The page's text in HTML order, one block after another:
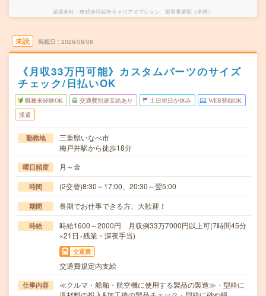
派遣会社 株式会社綜合キャリアオプション 製造事業部（全国）
未読 掲載日 2026/08/08
《月収33万円可能》カスタムパーツのサイズ
チェック/日払いOK
職種未経験OK 交通費別途支給あり 土日祝日が休み WEB登録OK
派遣
勤務地
三重県いなべ市
梅戸井駅から徒歩18分
曜日頻度 月～金
時間 (2交替)8:30～17:00、20:30～翌5:00
期間 長期でお仕事できる方、大歓迎！
時給
時給1600～2000円 月収例33万7000円以上可(7時間45分
×21日+残業・深夜手当)
交通費
交通費規定内支給
仕事内容
≪クルマ・船舶・航空機に使用する製品の製造≫・型枠に